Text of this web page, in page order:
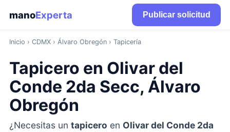
manoExperta Publicar solicitud
Inicio › CDMX› Álvaro Obregón › Tapicería
Tapicero en Olivar del
Conde 2da Secc, Álvaro
Obregón
¿Necesitas un tapicero en Olivar del Conde 2da